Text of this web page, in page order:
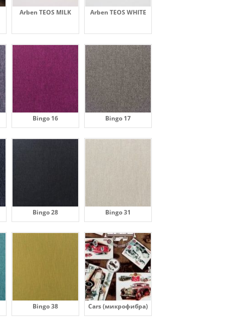
Arben TEOS MILK Arben TEOS WHITE
Bingo 16 Bingo 17
Bingo 28 Bingo 31
Bingo 38 Cars (микрофибра)